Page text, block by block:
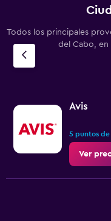
Todos los principales
del Cabo, en
Avis
5 puntos
Ver